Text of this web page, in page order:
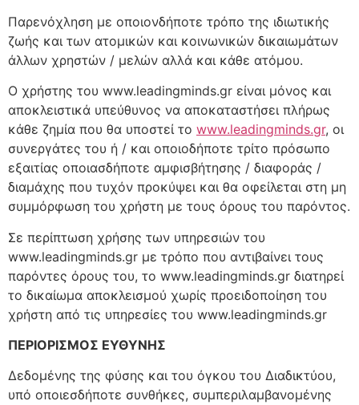
Παρενόχληση με οποιονδήποτε τρόπο της ιδιωτικής
ζωής και των ατομικών και κοινωνικών δικαιωμάτων
άλλων χρηστών / μελών αλλά και κάθε ατόμου.
Ο χρήστης του www.leadingminds.gr είναι μόνος και
αποκλειστικά υπεύθυνος να αποκαταστήσει πλήρως
κάθε ζημία που θα υποστεί το www.leadingminds.gr, οι
συνεργάτες του ή / και οποιοδήποτε τρίτο πρόσωπο
εξαιτίας οποιασδήποτε αμφισβήτησης / διαφοράς /
διαμάχης που τυχόν προκύψει και θα οφείλεται στη μη
συμμόρφωση του χρήστη με τους όρους του παρόντος.
Σε περίπτωση χρήσης των υπηρεσιών του
www.leadingminds.gr με τρόπο που αντιβαίνει τους
παρόντες όρους του, το www.leadingminds.gr διατηρεί
το δικαίωμα αποκλεισμού χωρίς προειδοποίηση του
χρήστη από τις υπηρεσίες του www.leadingminds.gr
ΠΕΡΙΟΡΙΣΜΟΣ ΕΥΘΥΝΗΣ
Δεδομένης της φύσης και του όγκου του Διαδικτύου,
υπό οποιεσδήποτε συνθήκες, συμπεριλαμβανομένης